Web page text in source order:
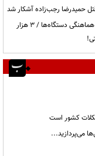
قتل حمیدرضا رجب‌زاده آشکار شد
ریمـدان؛ مرزی گرفتار در صف، کمبود زیرساخت و ضعف هماهنگی دستگاه‌ها / ۳ هزار
کشور است